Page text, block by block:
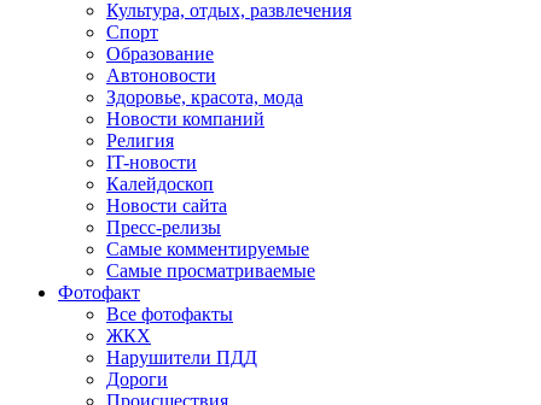
Культура, отдых, развлечения
Спорт
Образование
Автоновости
Здоровье, красота, мода
Новости компаний
Религия
IT-новости
Калейдоскоп
Новости сайта
Пресс-релизы
Самые комментируемые
Самые просматриваемые
Фотофакт
Все фотофакты
ЖКХ
Нарушители ПДД
Дороги
Происшествия